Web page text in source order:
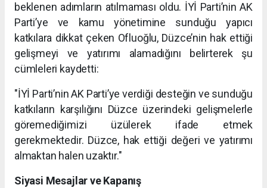
beklenen adımların atılmaması oldu. İYİ Parti’nin AK
Parti’ye ve kamu yönetimine sunduğu yapıcı
katkılara dikkat çeken Ofluoğlu, Düzce’nin hak ettiği
gelişmeyi ve yatırımı alamadığını belirterek şu
cümleleri kaydetti:
"İYİ Parti’nin AK Parti’ye verdiği desteğin ve sunduğu
katkıların karşılığını Düzce üzerindeki gelişmelerle
göremediğimizi üzülerek ifade etmek
gerekmektedir. Düzce, hak ettiği değeri ve yatırımı
almaktan halen uzaktır."
Siyasi Mesajlar ve Kapanış